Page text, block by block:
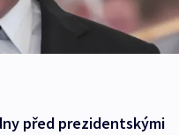
před prezidentskými